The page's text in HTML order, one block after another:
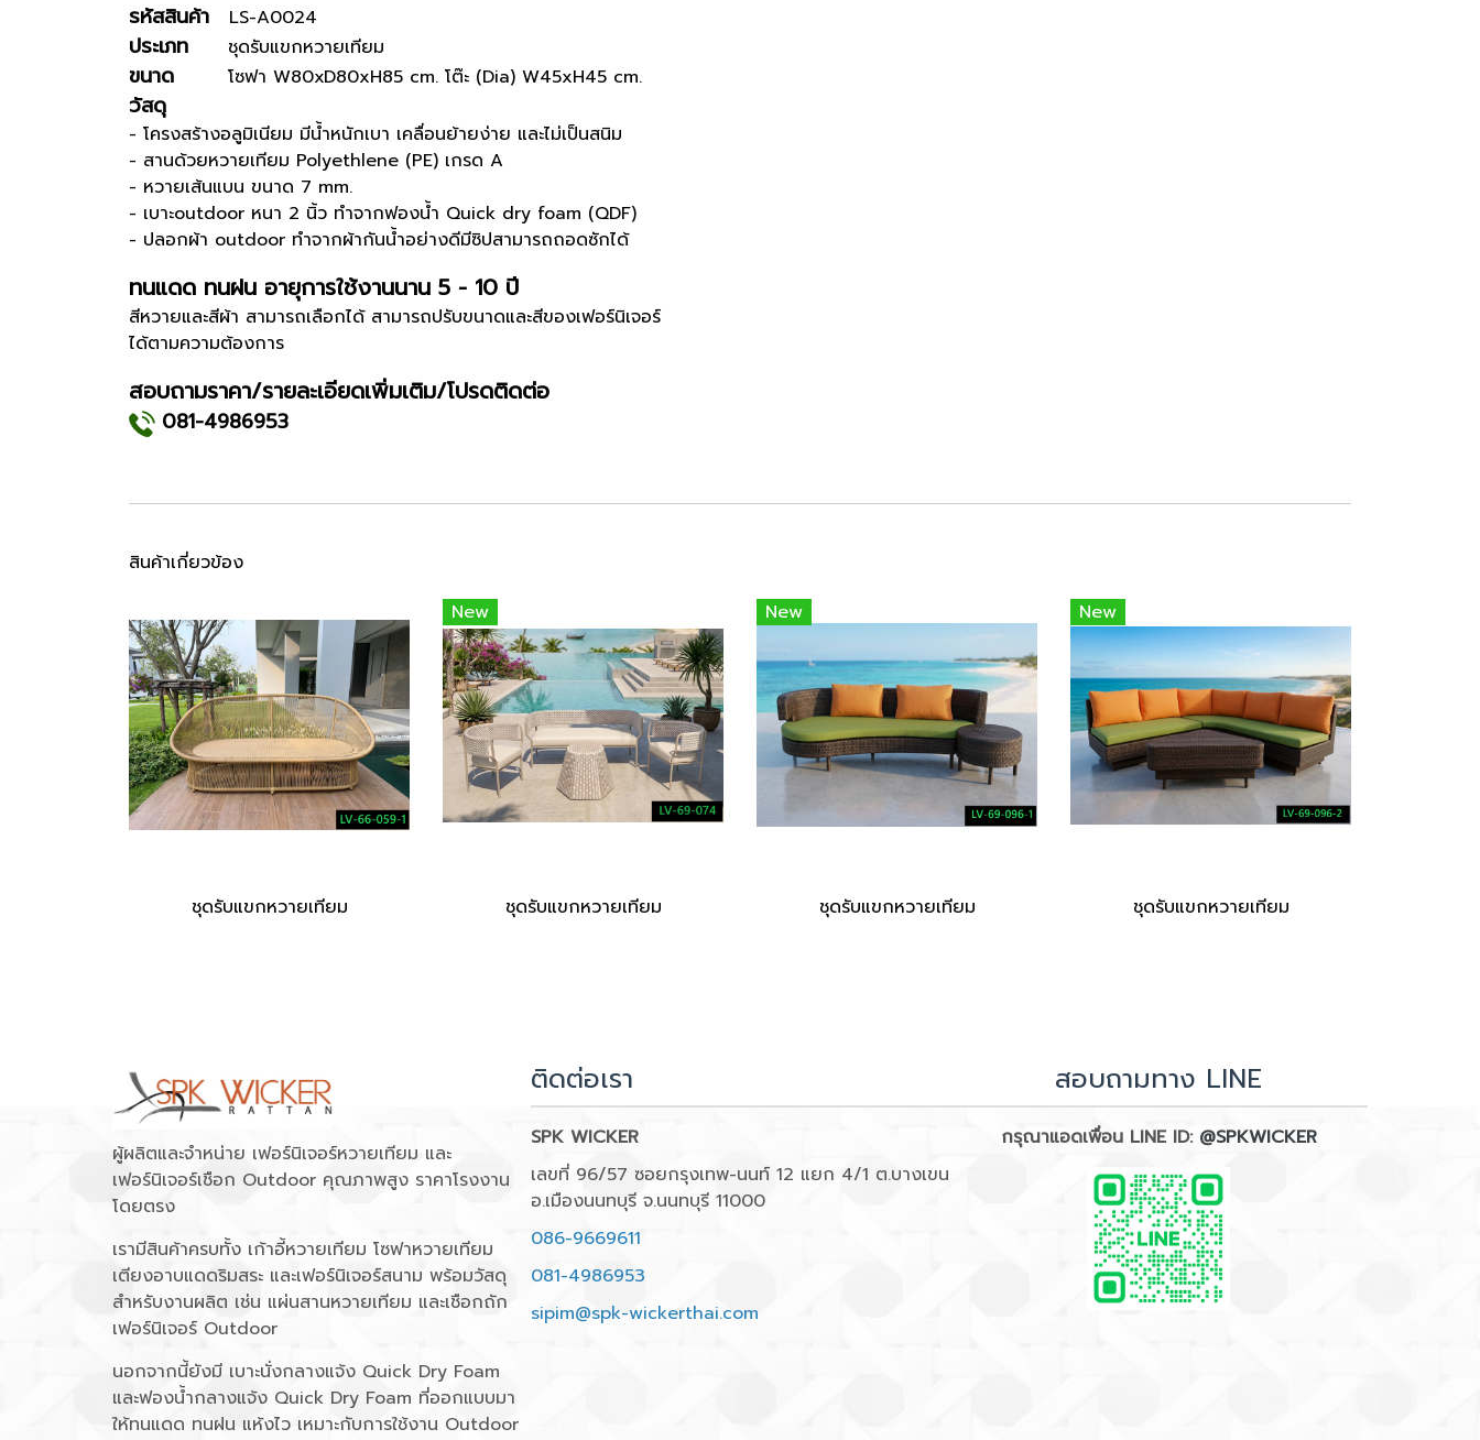
รหัสสินค้า LS-A0024
ประเภท ชุดรับแขกหวายเทียม
ขนาด โซฟา W80xD80xH85 cm. โต๊ะ (Dia) W45xH45 cm.
วัสดุ
- โครงสร้างอลูมิเนียม มีน้ำหนักเบา เคลื่อนย้ายง่าย และไม่เป็นสนิม
- สานด้วยหวายเทียม Polyethlene (PE) เกรด A
- หวายเส้นแบน ขนาด 7 mm.
- เบาะoutdoor หนา 2 นิ้ว ทำจากฟองน้ำ Quick dry foam (QDF)
- ปลอกผ้า outdoor ทำจากผ้ากันน้ำอย่างดีมีซิปสามารถถอดซักได้
ทนแดด ทนฝน อายุการใช้งานนาน 5 - 10 ปี
สีหวายและสีผ้า สามารถเลือกได้ สามารถปรับขนาดและสีของเฟอร์นิเจอร์
ได้ตามความต้องการ
สอบถามราคา/รายละเอียดเพิ่มเติม/โปรดติดต่อ
081-4986953
สินค้าเกี่ยวข้อง
ชุดรับแขกหวายเทียม
New
ชุดรับแขกหวายเทียม
New
ชุดรับแขกหวายเทียม
New
ชุดรับแขกหวายเทียม
ผู้ผลิตและจำหน่าย เฟอร์นิเจอร์หวายเทียม และ
เฟอร์นิเจอร์เชือก Outdoor คุณภาพสูง ราคาโรงงาน
โดยตรง
เรามีสินค้าครบทั้ง เก้าอี้หวายเทียม โซฟาหวายเทียม
เตียงอาบแดดริมสระ และเฟอร์นิเจอร์สนาม พร้อมวัสดุ
สำหรับงานผลิต เช่น แผ่นสานหวายเทียม และเชือกถัก
เฟอร์นิเจอร์ Outdoor
นอกจากนี้ยังมี เบาะนั่งกลางแจ้ง Quick Dry Foam
และฟองน้ำกลางแจ้ง Quick Dry Foam ที่ออกแบบมา
ให้ทนแดด ทนฝน แห้งไว เหมาะกับการใช้งาน Outdoor
ติดต่อเรา
SPK WICKER
เลขที่ 96/57 ซอยกรุงเทพ-นนท์ 12 แยก 4/1 ต.บางเขน
อ.เมืองนนทบุรี จ.นนทบุรี 11000
086-9669611
081-4986953
sipim@spk-wickerthai.com
สอบถามทาง LINE
กรุณาแอดเพื่อน LINE ID: @SPKWICKER